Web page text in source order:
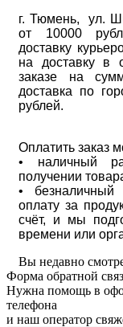
г. Тюмень, ул.
от 10000
доставку
на доставку в
заказе на
доставка по
рублей.
Оплатить заказ
• наличный
получении
• безналичный
оплату за
счёт, и мы
времени или
Вы недавно
Форма обратной
Нужна помощь в
телефона
и наш оператор